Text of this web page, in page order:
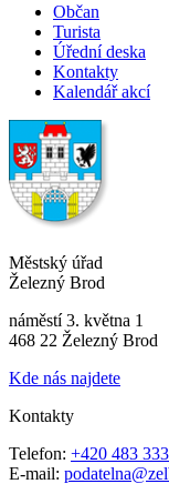
Občan
Turista
Úřední deska
Kontakty
Kalendář akcí
Městský úřad
Železný Brod
náměstí 3. května 1
468 22 Železný Brod
Kde nás najdete
Kontakty
Telefon: +420 483 333
E-mail: